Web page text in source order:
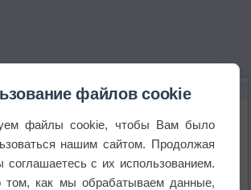
начала замерзать
файлов cookie
файлы cookie, чтобы Вам было
нашим сайтом. Продолжая
соглашаетесь с их использованием.
том, как мы обрабатываем данные,